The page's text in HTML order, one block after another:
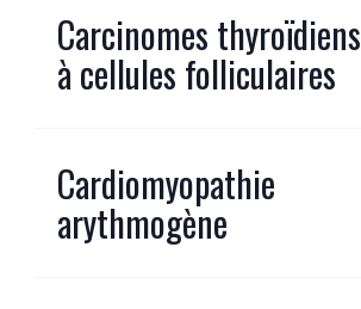
Carcinomes thyroïdiens
à cellules folliculaires
Cardiomyopathie
arythmogène